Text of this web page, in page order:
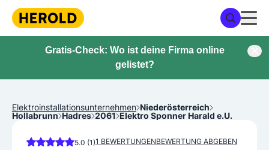
Gratis-Check: Wo ist deine Firma online
gelistet?
Elektroinstallationsunternehmen Niederösterreich
Hollabrunn Hadres 2061 Elektro Sponner Harald e.U.
5.0 (1)1 BEWERTUNGENBEWERTUNG ABGEBEN